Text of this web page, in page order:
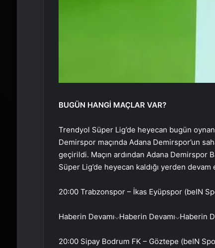
BUGÜN HANGİ MAÇLAR VAR?
Trendyol Süper Lig’de heyecan bugün
Demirspor maçında Adana Demirspor’un
geçirildi. Maçın ardından Adana Demirspor
Süper Lig’de heyecan kaldığı yerden devam
20:00 Trabzonspor – İkas Eyüpspor (beIN
Haberin Devamı Haberin Devamı Haberin
20:00 Sipay Bodrum FK – Göztepe (beIN